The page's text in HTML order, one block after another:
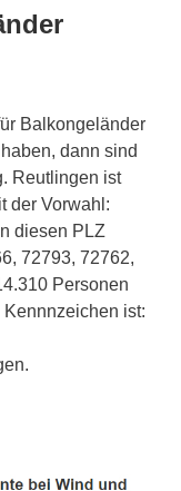
Balkongeländer
dann sind
Reutlingen ist
der Vorwahl:
diesen PLZ
72793, 72762,
Personen
ist: